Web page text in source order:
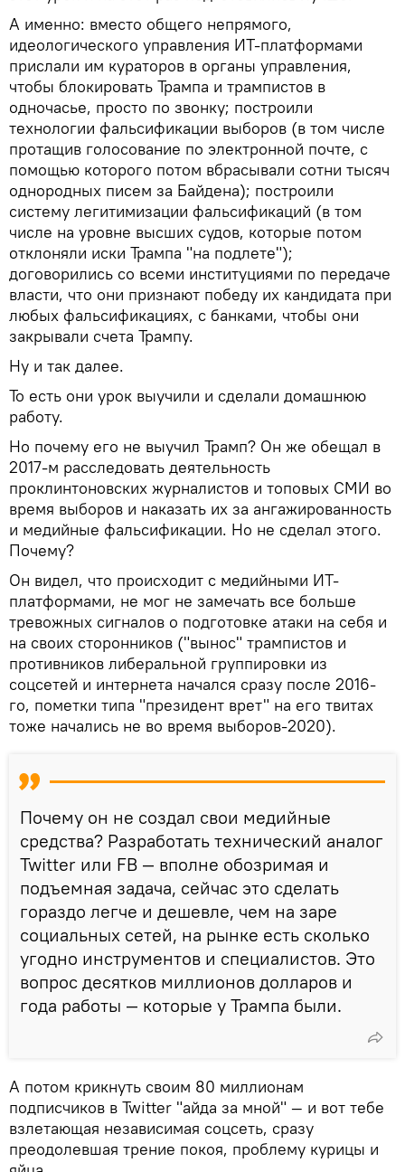
А именно: вместо общего непрямого,
идеологического управления ИТ-платформами
прислали им кураторов в органы управления,
чтобы блокировать Трампа и трампистов в
одночасье, просто по звонку; построили
технологии фальсификации выборов (в том числе
протащив голосование по электронной почте, с
помощью которого потом вбрасывали сотни тысяч
однородных писем за Байдена); построили
систему легитимизации фальсификаций (в том
числе на уровне высших судов, которые потом
отклоняли иски Трампа "на подлете");
договорились со всеми институциями по передаче
власти, что они признают победу их кандидата при
любых фальсификациях, с банками, чтобы они
закрывали счета Трампу.
Ну и так далее.
То есть они урок выучили и сделали домашнюю
работу.
Но почему его не выучил Трамп? Он же обещал в
2017-м расследовать деятельность
проклинтоновских журналистов и топовых СМИ во
время выборов и наказать их за ангажированность
и медийные фальсификации. Но не сделал этого.
Почему?
Он видел, что происходит с медийными ИТ-
платформами, не мог не замечать все больше
тревожных сигналов о подготовке атаки на себя и
на своих сторонников ("вынос" трампистов и
противников либеральной группировки из
соцсетей и интернета начался сразу после 2016-
го, пометки типа "президент врет" на его твитах
тоже начались не во время выборов-2020).
Почему он не создал свои медийные
средства? Разработать технический аналог
Twitter или FB — вполне обозримая и
подъемная задача, сейчас это сделать
гораздо легче и дешевле, чем на заре
социальных сетей, на рынке есть сколько
угодно инструментов и специалистов. Это
вопрос десятков миллионов долларов и
года работы — которые у Трампа были.
А потом крикнуть своим 80 миллионам
подписчиков в Twitter "айда за мной" — и вот тебе
взлетающая независимая соцсеть, сразу
преодолевшая трение покоя, проблему курицы и